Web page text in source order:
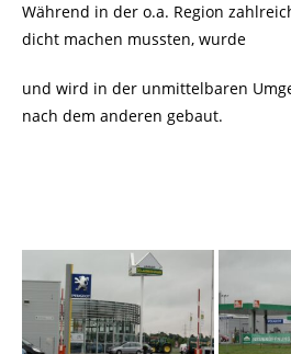
Während in der o.a. Region
dicht machen mussten, wurde
und wird in der unmittelbaren
nach dem anderen gebaut.